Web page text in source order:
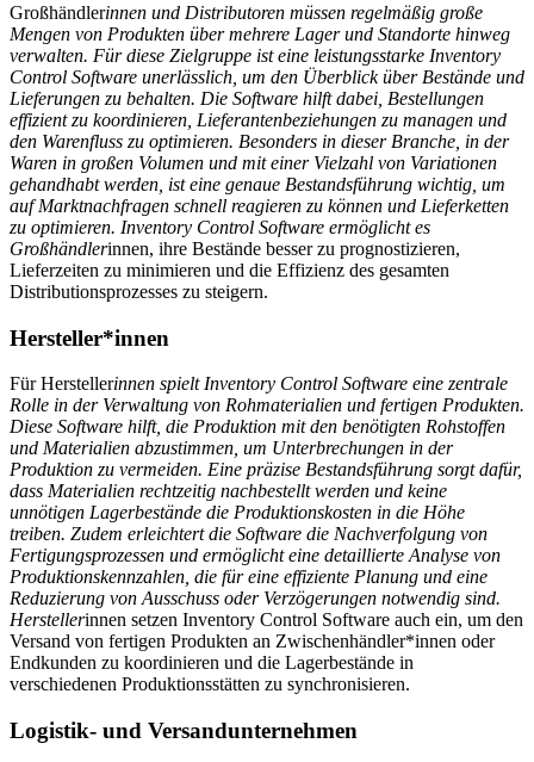
Großhändlerinnen und Distributoren müssen regelmäßig große
Mengen von Produkten über mehrere Lager und Standorte hinweg
verwalten. Für diese Zielgruppe ist eine leistungsstarke Inventory
Control Software unerlässlich, um den Überblick über Bestände und
Lieferungen zu behalten. Die Software hilft dabei, Bestellungen
effizient zu koordinieren, Lieferantenbeziehungen zu managen und
den Warenfluss zu optimieren. Besonders in dieser Branche, in der
Waren in großen Volumen und mit einer Vielzahl von Variationen
gehandhabt werden, ist eine genaue Bestandsführung wichtig, um
auf Marktnachfragen schnell reagieren zu können und Lieferketten
zu optimieren. Inventory Control Software ermöglicht es
Großhändlerinnen, ihre Bestände besser zu prognostizieren,
Lieferzeiten zu minimieren und die Effizienz des gesamten
Distributionsprozesses zu steigern.
Hersteller*innen
Für Herstellerinnen spielt Inventory Control Software eine zentrale
Rolle in der Verwaltung von Rohmaterialien und fertigen Produkten.
Diese Software hilft, die Produktion mit den benötigten Rohstoffen
und Materialien abzustimmen, um Unterbrechungen in der
Produktion zu vermeiden. Eine präzise Bestandsführung sorgt dafür,
dass Materialien rechtzeitig nachbestellt werden und keine
unnötigen Lagerbestände die Produktionskosten in die Höhe
treiben. Zudem erleichtert die Software die Nachverfolgung von
Fertigungsprozessen und ermöglicht eine detaillierte Analyse von
Produktionskennzahlen, die für eine effiziente Planung und eine
Reduzierung von Ausschuss oder Verzögerungen notwendig sind.
Herstellerinnen setzen Inventory Control Software auch ein, um den
Versand von fertigen Produkten an Zwischenhändler*innen oder
Endkunden zu koordinieren und die Lagerbestände in
verschiedenen Produktionsstätten zu synchronisieren.
Logistik- und Versandunternehmen